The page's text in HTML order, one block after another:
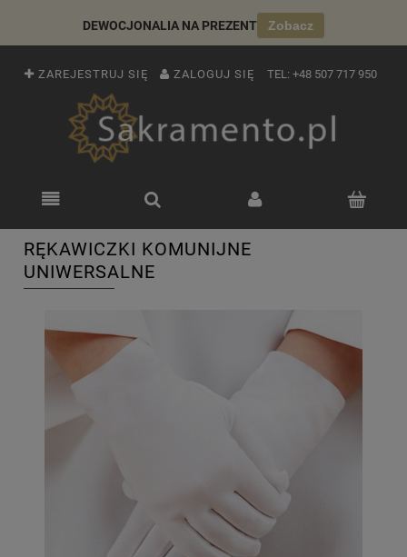
DEWOCJONALIA NA PREZENT Zobacz
ZAREJESTRUJ SIĘ ZALOGUJ SIĘ TEL: +48 507 717 950
RĘKAWICZKI KOMUNIJNE
UNIWERSALNE